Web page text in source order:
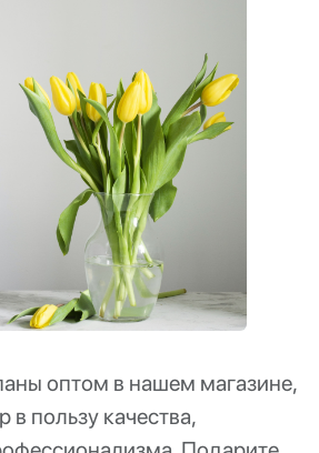
оптом в нашем магазине,
в пользу качества,